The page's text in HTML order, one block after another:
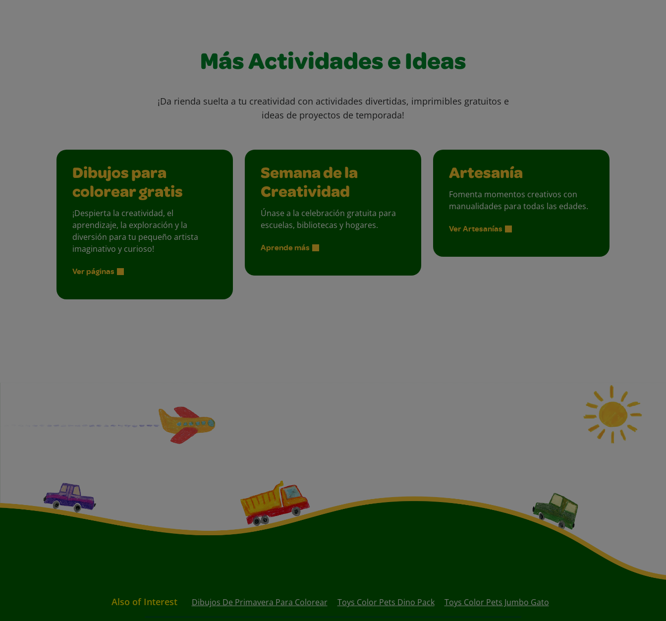
Más Actividades e Ideas
¡Da rienda suelta a tu creatividad con actividades divertidas, imprimibles gratuitos e
ideas de proyectos de temporada!
Dibujos para
colorear gratis
¡Despierta la creatividad, el
aprendizaje, la exploración y la
diversión para tu pequeño artista
imaginativo y curioso!
Ver páginas
Semana de la
Creatividad
Únase a la celebración gratuita para
escuelas, bibliotecas y hogares.
Aprende más
Artesanía
Fomenta momentos creativos con
manualidades para todas las edades.
Ver Artesanías
Also of Interest Dibujos De Primavera Para Colorear Toys Color Pets Dino Pack Toys Color Pets Jumbo Gato